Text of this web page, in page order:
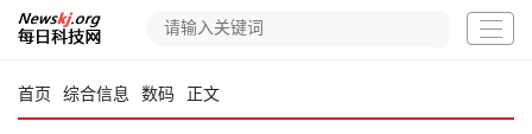
首页 综合信息 数码 正文